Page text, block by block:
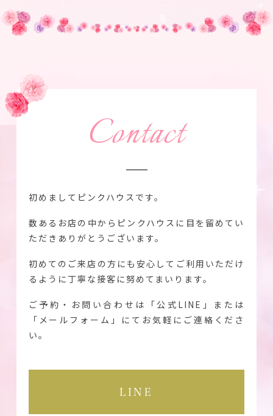
Contact
初めましてピンクハウスです。
数あるお店の中からピンクハウスに目を留めてい
ただきありがとうございます。
初めてのご来店の方にも安心してご利用いただけ
るように丁寧な接客に努めてまいります。
ご予約・お問い合わせは「公式LINE」または
「メールフォーム」にてお気軽にご連絡くださ
い。
LINE